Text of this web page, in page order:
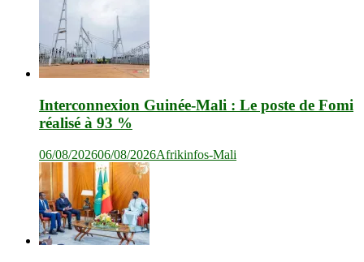
Interconnexion Guinée-Mali : Le poste de Fomi
réalisé à 93 %
06/08/202606/08/2026Afrikinfos-Mali